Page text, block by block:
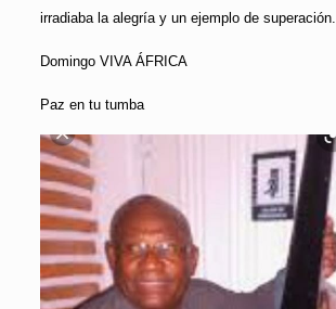
irradiaba la alegría y un ejemplo de superación.
Domingo VIVA ÁFRICA
Paz en tu tumba